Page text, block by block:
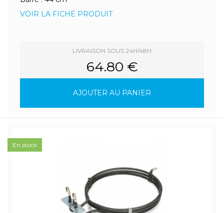
VOIR LA FICHE PRODUIT
LIVRAISON SOUS 24H/48H
64.80 €
AJOUTER AU PANIER
En stock